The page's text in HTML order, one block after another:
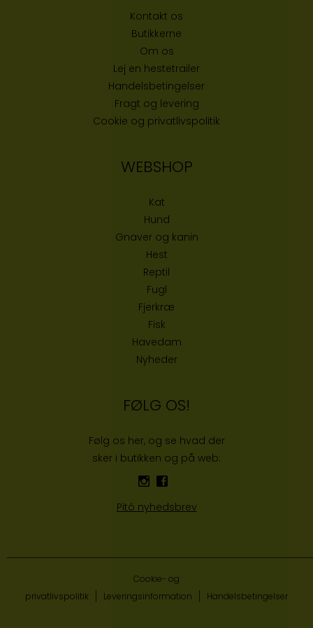
Kontakt os
Butikkerne
Om os
Lej en hestetrailer
Handelsbetingelser
Fragt og levering
Cookie og privatlivspolitik
WEBSHOP
Kat
Hund
Gnaver og kanin
Hest
Reptil
Fugl
Fjerkræ
Fisk
Havedam
Nyheder
FØLG OS!
Følg os her, og se hvad der
sker i butikken og på web:
Pitó nyhedsbrev
Cookie- og
privatlivspolitik
Leveringsinformation Handelsbetingelser